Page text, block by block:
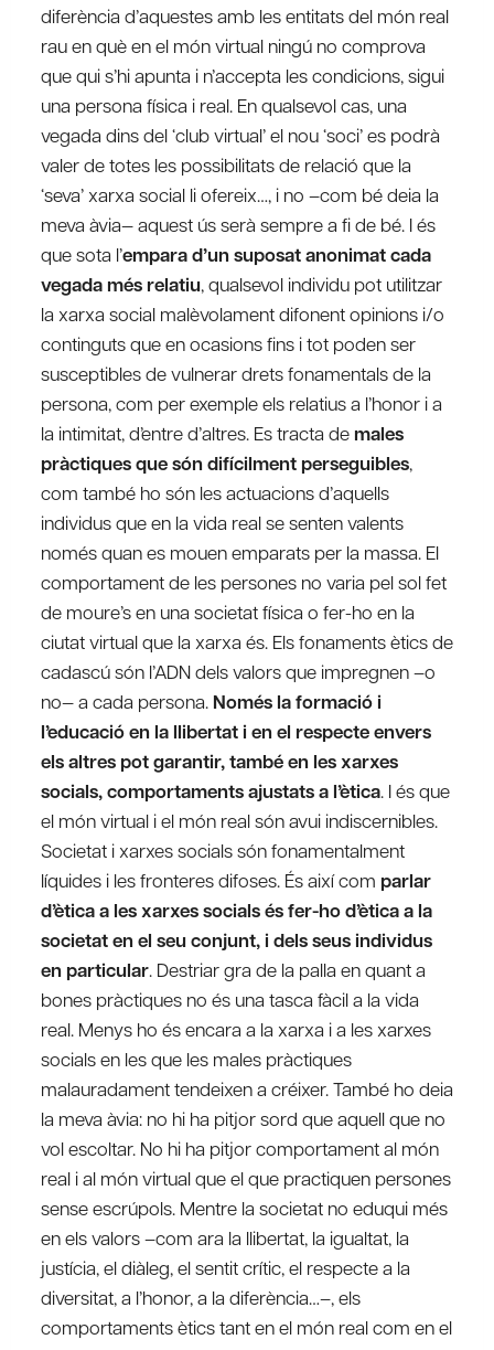
diferència d’aquestes amb les entitats del món real
rau en què en el món virtual ningú no comprova
que qui s’hi apunta i n’accepta les condicions, sigui
una persona física i real. En qualsevol cas, una
vegada dins del ‘club virtual’ el nou ‘soci’ es podrà
valer de totes les possibilitats de relació que la
‘seva’ xarxa social li ofereix…, i no –com bé deia la
meva àvia— aquest ús serà sempre a fi de bé. I és
que sota l’empara d’un suposat anonimat cada
vegada més relatiu, qualsevol individu pot utilitzar
la xarxa social malèvolament difonent opinions i/o
continguts que en ocasions fins i tot poden ser
susceptibles de vulnerar drets fonamentals de la
persona, com per exemple els relatius a l’honor i a
la intimitat, d’entre d’altres. Es tracta de males
pràctiques que són difícilment perseguibles,
com també ho són les actuacions d’aquells
individus que en la vida real se senten valents
només quan es mouen emparats per la massa. El
comportament de les persones no varia pel sol fet
de moure’s en una societat física o fer-ho en la
ciutat virtual que la xarxa és. Els fonaments ètics de
cadascú són l’ADN dels valors que impregnen –o
no— a cada persona. Només la formació i
l’educació en la llibertat i en el respecte envers
els altres pot garantir, també en les xarxes
socials, comportaments ajustats a l’ètica. I és que
el món virtual i el món real són avui indiscernibles.
Societat i xarxes socials són fonamentalment
líquides i les fronteres difoses. És així com parlar
d’ètica a les xarxes socials és fer-ho d’ètica a la
societat en el seu conjunt, i dels seus individus
en particular. Destriar gra de la palla en quant a
bones pràctiques no és una tasca fàcil a la vida
real. Menys ho és encara a la xarxa i a les xarxes
socials en les que les males pràctiques
malauradament tendeixen a créixer. També ho deia
la meva àvia: no hi ha pitjor sord que aquell que no
vol escoltar. No hi ha pitjor comportament al món
real i al món virtual que el que practiquen persones
sense escrúpols. Mentre la societat no eduqui més
en els valors –com ara la llibertat, la igualtat, la
justícia, el diàleg, el sentit crític, el respecte a la
diversitat, a l’honor, a la diferència…–, els
comportaments ètics tant en el món real com en el